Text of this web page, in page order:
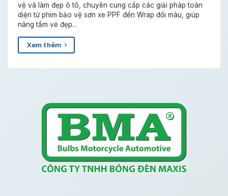
vệ và làm đẹp ô tô, chuyên cung cấp các giải pháp toàn
diện từ phim bảo vệ sơn xe PPF đến Wrap đổi màu, giúp
nâng tầm vẻ đẹp...
Xem thêm